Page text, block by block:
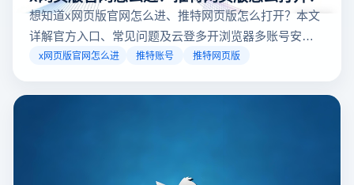
想知道x网页版官网怎么进、推特网页版怎么打开？本文
详解官方入口、常见问题及云登多开浏览器多账号安全
访问方案，助你稳定登录高效运营。
x网页版官网怎么进 推特账号 推特网页版